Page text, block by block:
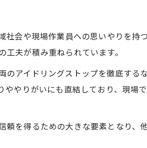
カラーの融合
とグリーン思考
ー的な要素
両立する理由
働き方
の働き方
会や現場作業員への思いやりを持
夫が積み重ねられています。
アイドリングストップを徹底する
やりがいにも直結しており、現場
を得るための大きな要素となり、